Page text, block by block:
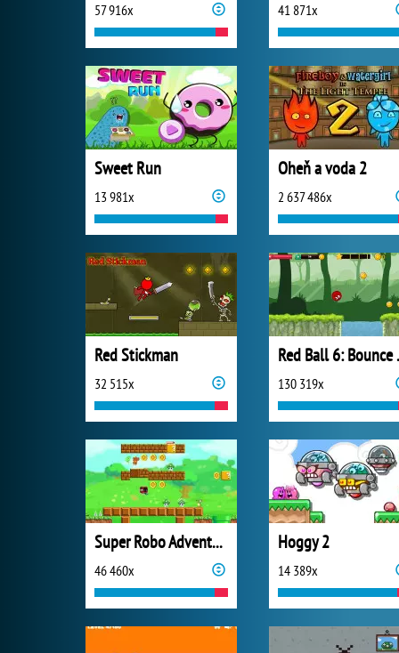
57 916x 41 871x
Sweet Run
13 981x
Oheň a voda 2
2 637 486x
Red Stickman
32 515x 130 319x
Super Robo Adventure
46 460x
Hoggy 2
14 389x